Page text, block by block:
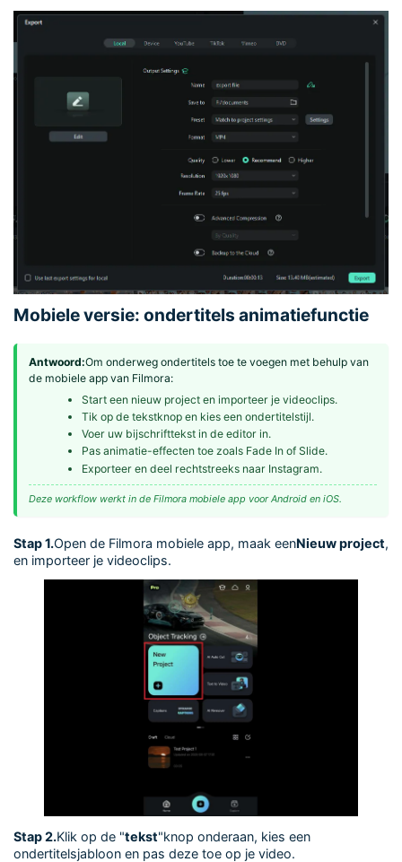
Mobiele versie: ondertitels animatiefunctie
Antwoord:Om onderweg ondertitels toe te voegen met behulp van
de mobiele app van Filmora:
Start een nieuw project en importeer je videoclips.
Tik op de tekstknop en kies een ondertitelstijl.
Voer uw bijschrifttekst in de editor in.
Pas animatie-effecten toe zoals Fade In of Slide.
Exporteer en deel rechtstreeks naar Instagram.
Deze workflow werkt in de Filmora mobiele app voor Android en iOS.
Stap 1.Open de Filmora mobiele app, maak eenNieuw project,
en importeer je videoclips.
Stap 2.Klik op de "tekst"knop onderaan, kies een
ondertitelsjabloon en pas deze toe op je video.